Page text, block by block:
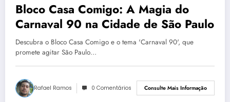
Bloco Casa Comigo: A Magia do
Carnaval 90 na Cidade de São Paulo
Descubra o Bloco Casa Comigo e o tema 'Carnaval 90', que
promete agitar São Paulo…
Rafael Ramos 0 Comentários Consulte Mais Informação